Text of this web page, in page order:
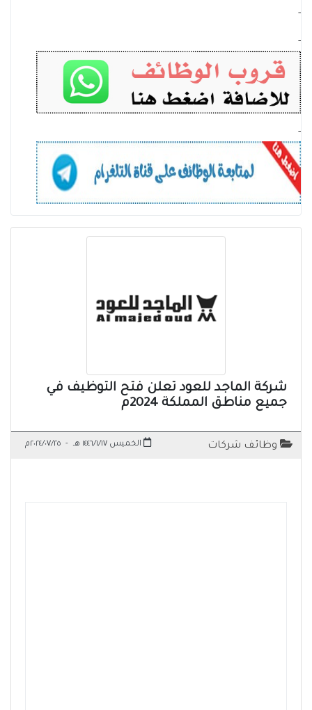
-
-
-
شركة الماجد للعود تعلن فتح التوظيف في
جميع مناطق المملكة 2024م
وظائف شركات الخميس ١٤٤٦/١/١٧ هـ - ٢٠٢٤/٠٧/٢٥م